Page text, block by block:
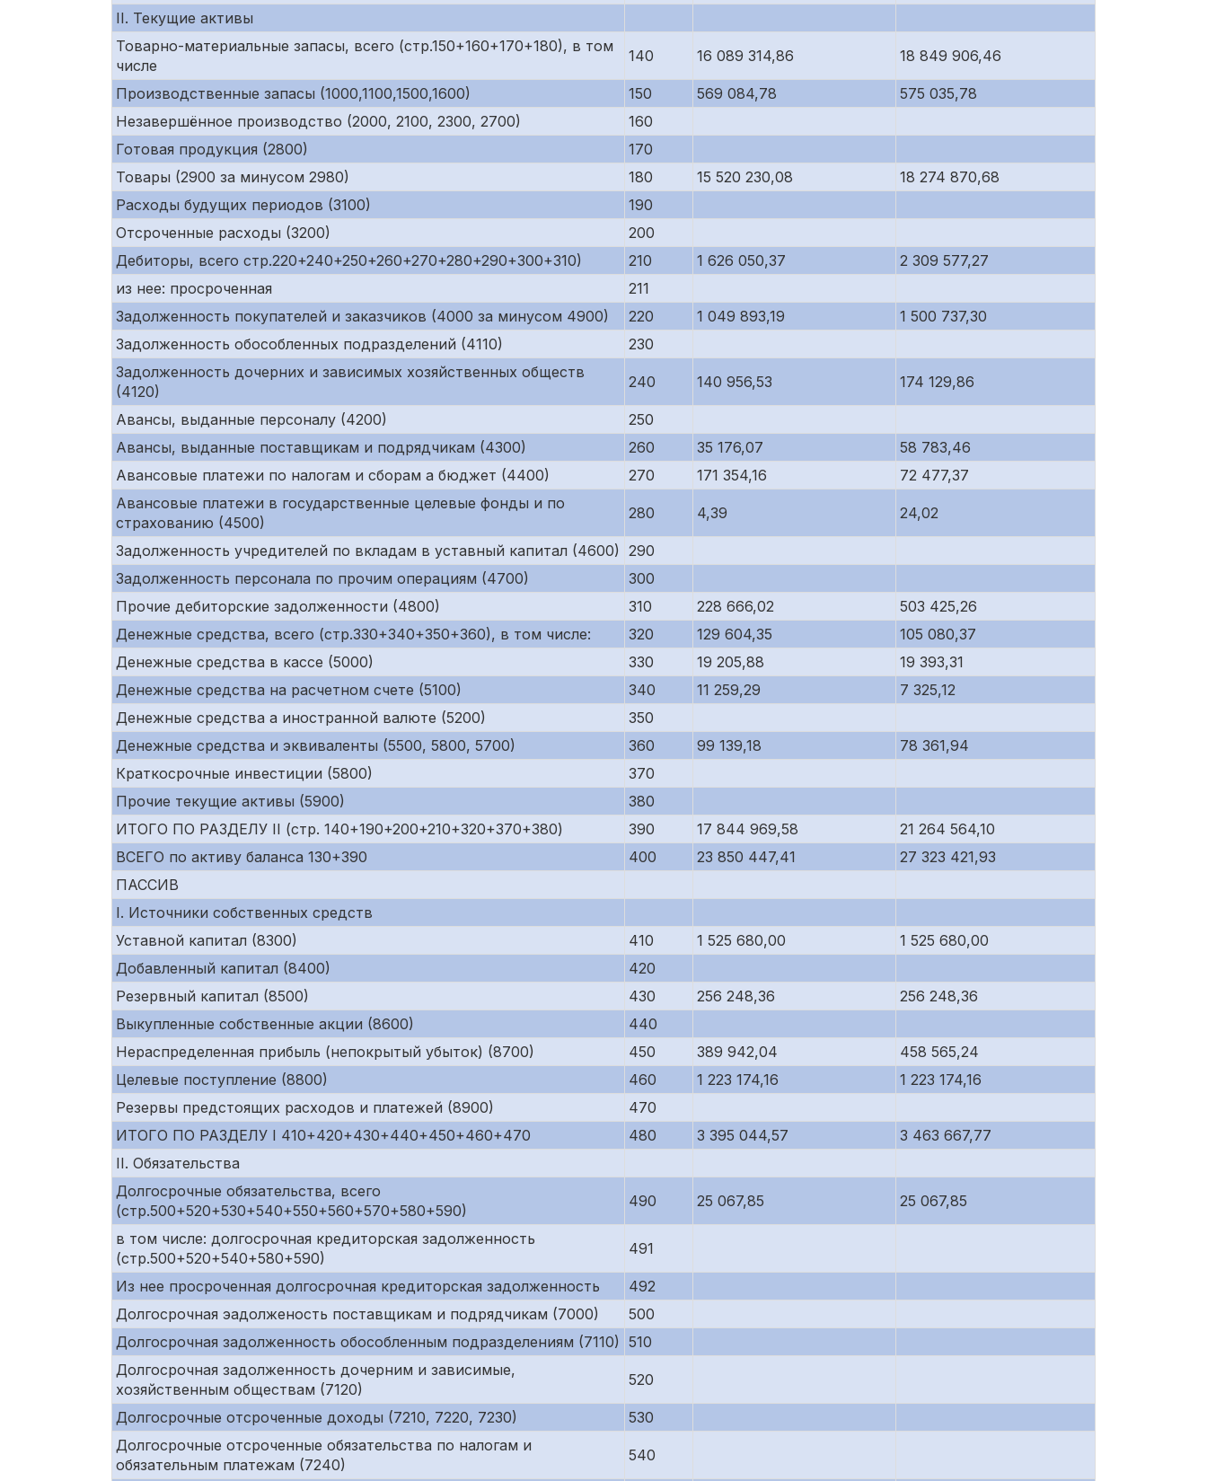
II. Текущие активы
Товарно-материальные запасы, всего (стр.150+160+170+180), в том
числе
140 16 089 314,86 18 849 906,46
Производственные запасы (1000,1100,1500,1600) 150 569 084,78
575 035,78
Незавершённое производство (2000, 2100, 2300, 2700)
160
Готовая продукция (2800)
170
Товары (2900 за минусом 2980)
180 15 520 230,08
18 274 870,68
Расходы будущих периодов (3100)
190
Отсроченные расходы (3200)
200
Дебиторы, всего стр.220+240+250+260+270+280+290+300+310)
210 1 626 050,37
2 309 577,27
из нее: просроченная
211
Задолженность покупателей и заказчиков (4000 за минусом 4900)
220 1 049 893,19
1 500 737,30
Задолженность обособленных подразделений (4110)
230
Задолженность дочерних и зависимых хозяйственных обществ
(4120)
240 140 956,53 174 129,86
Авансы, выданные персоналу (4200)
250
Авансы, выданные поставщикам и подрядчикам (4300)
260 35 176,07
58 783,46
Авансовые платежи по налогам и сборам а бюджет (4400)
270 171 354,16
72 477,37
Авансовые платежи в государственные целевые фонды и по
страхованию (4500)
280 4,39 24,02
Задолженность учредителей по вкладам в уставный капитал (4600) 290
Задолженность персонала по прочим операциям (4700)
300
Прочие дебиторские задолженности (4800)
310 228 666,02
503 425,26
Денежные средства, всего (стр.330+340+350+360), в том числе:
320 129 604,35
105 080,37
Денежные средства в кассе (5000)
330 19 205,88
19 393,31
Денежные средства на расчетном счете (5100)
340 11 259,29
7 325,12
Денежные средства а иностранной валюте (5200)
350
Денежные средства и эквиваленты (5500, 5800, 5700)
360 99 139,18
78 361,94
Краткосрочные инвестиции (5800)
370
Прочие текущие активы (5900)
380
ИТОГО ПО РАЗДЕЛУ II (стр. 140+190+200+210+320+370+380)
390 17 844 969,58
21 264 564,10
ВСЕГО по активу баланса 130+390
400 23 850 447,41
27 323 421,93
ПАССИВ
I. Источники собственных средств
Уставной капитал (8300)
410 1 525 680,00
1 525 680,00
Добавленный капитал (8400)
420
Резервный капитал (8500)
430 256 248,36
256 248,36
Выкупленные собственные акции (8600)
440
Нераспределенная прибыль (непокрытый убыток) (8700)
450 389 942,04
458 565,24
Целевые поступление (8800)
460 1 223 174,16
1 223 174,16
Резервы предстоящих расходов и платежей (8900)
470
ИТОГО ПО РАЗДЕЛУ I 410+420+430+440+450+460+470
480 3 395 044,57
3 463 667,77
II. Обязательства
Долгосрочные обязательства, всего
(стр.500+520+530+540+550+560+570+580+590)
490 25 067,85 25 067,85
в том числе: долгосрочная кредиторская задолженность
(стр.500+520+540+580+590)
491
Из нее просроченная долгосрочная кредиторская задолженность
492
Долгосрочная эадолженость поставщикам и подрядчикам (7000)
500
Долгосрочная задолженность обособленным подразделениям (7110) 510
Долгосрочная задолженность дочерним и зависимые,
хозяйственным обществам (7120)
520
Долгосрочные отсроченные доходы (7210, 7220, 7230)
530
Долгосрочные отсроченные обязательства по налогам и
обязательным платежам (7240)
540